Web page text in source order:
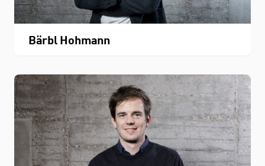
Bärbl Hohmann